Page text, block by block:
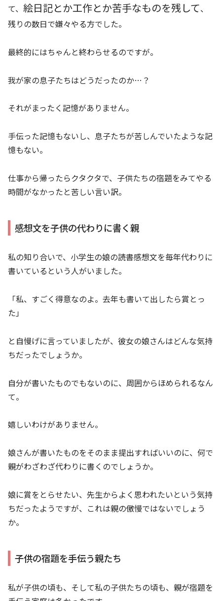
て、 絵日記とか工作とか苦手なものを残して、
残りの数日で嫌々やる方でした。
最終的にはちゃんと終わらせるのですが。
我が家の息子たちはどうだったのか…？
それがまったく記憶がありません。
手伝った記憶もないし、息子たちが苦しんでいたような記
憶もない。
仕事から帰ったらクタクタで、子供たちの宿題をみてやる
時間がなかったと苦しい言い訳。
感想文を子供の代わりに書く親
私の知り合いで、小学生の娘の読書感想文を毎年代わりに
書いているという人がいました。
「私、すごく得意なのよ。去年も書いて出したら賞とっ
た」
と自慢げに言っていましたが、彼女の娘さんはどんな気持
ちだったでしょうか。
自分が書いたものでもないのに、周囲からほめられるなん
て。
嬉しいわけがありません。
娘さんが書いたものをそのまま提出すればいいのに、何で
親がわざわざ代わりに書くのでしょうか。
娘に賞をとらせたい、先生からよく思われたいという気持
ちだったようですが、これは親の傲慢ではないでしょう
か。
子供の宿題を手伝う親たち
私が子供の頃も、そして私の子供たちの頃も、親が宿題を